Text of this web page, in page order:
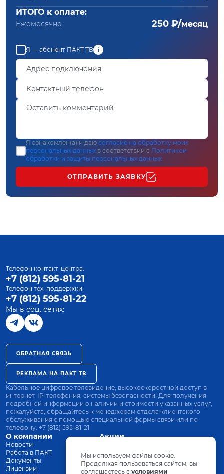
ИТОГО к оплате:
Ежемесячно 250 ₽/месяц
Я — абонент ПАКТ ТВ
Я ознакомлен(а) и даю согласие на обработку моих
персональных данных в соответствии с Политикой
обработки и защиты персональных данных
ОТПРАВИТЬ ЗАЯВКУ
О компании
Новости
Работа в ПАКТ
Документы
Лицензии
Акции
Оплата
Оборудование
Телефон контакт-центра:
+7 (812) 595-81-21
Телефон тех. поддержки:
+7 (812) 595-81-22
Мы в соц. сетях:
ОБРАТНАЯ СВЯЗЬ
РЕКЛАМА НА ПАКТ ТВ
Кабельное цифровое телевидение, высокоскоростной доступ в
интернет, IP-телефония, системы безопасности. Для получения
подробной информации о наличии и стоимости указанных услуг,
пожалуйста, обращайтесь к менеджерам отдела клиентского
обслуживания с помощью специальной формы связи или по
телефону: +7 (812) 595-81-21
Мы используем файлы cookie.
Продолжая пользоваться сайтом, вы
соглашаетесь с условиями